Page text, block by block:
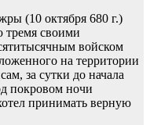
(10 октября 680 г.)
тремя своими
войском
на территории
за сутки до начала
покровом ночи
принимать верную